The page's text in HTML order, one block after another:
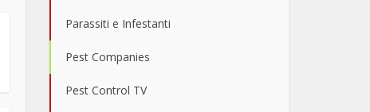
Parassiti e Infestanti
Pest Companies
Pest Control TV